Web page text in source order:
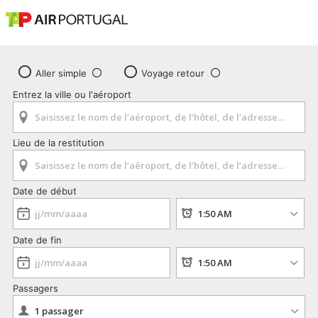
Aller simple
Voyage retour
Entrez la ville ou l'aéroport
Lieu de la restitution
Date de début
Date de fin
Passagers